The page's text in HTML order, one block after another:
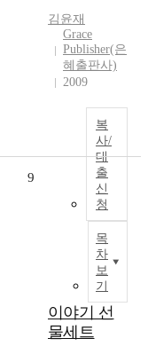
김윤재
Grace
Publisher(은
혜출판사)
2009
복
사/
대
출
신
청
목
차
보
기
9
이야기 선
물세트